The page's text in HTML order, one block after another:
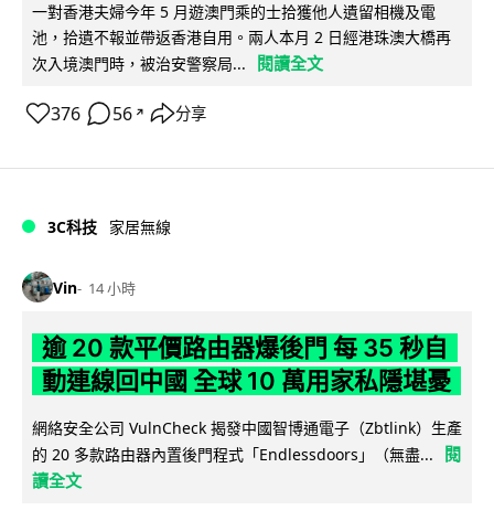
一對香港夫婦今年 5 月遊澳門乘的士拾獲他人遺留相機及電
池，拾遺不報並帶返香港自用。兩人本月 2 日經港珠澳大橋再
次入境澳門時，被治安警察局...
閱讀全文
376 56 ↗ 分享
3C科技 家居無線
Vin 14 小時
逾 20 款平價路由器爆後門 每 35 秒自
動連線回中國 全球 10 萬用家私隱堪憂
網絡安全公司 VulnCheck 揭發中國智博通電子（Zbtlink）生產
的 20 多款路由器內置後門程式「Endlessdoors」（無盡...
閱
讀全文